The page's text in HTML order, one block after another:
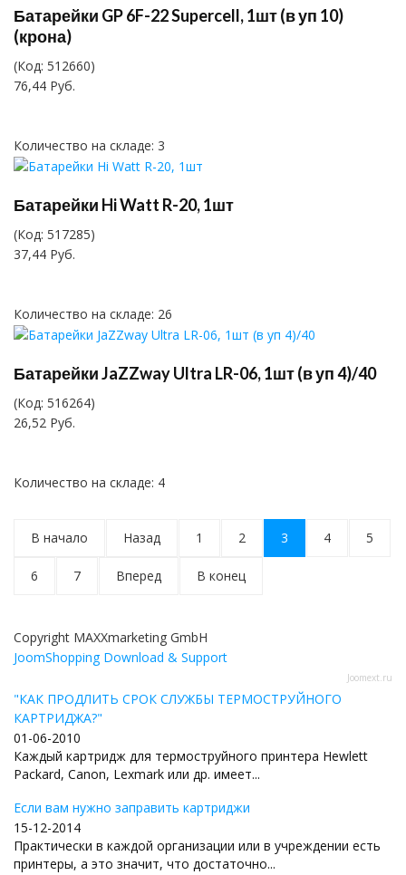
Батарейки GP 6F-22 Supercell, 1шт (в уп 10)
(крона)
(Код: 512660)
76,44 Руб.
Количество на складе: 3
Батарейки Hi Watt R-20, 1шт
(Код: 517285)
37,44 Руб.
Количество на складе: 26
Батарейки JaZZway Ultra LR-06, 1шт (в уп 4)/40
(Код: 516264)
26,52 Руб.
Количество на складе: 4
В начало Назад 1 2 3 4 5
6 7 Вперед В конец
Copyright MAXXmarketing GmbH
JoomShopping Download & Support
Joomext.ru
"КАК ПРОДЛИТЬ СРОК СЛУЖБЫ ТЕРМОСТРУЙНОГО
КАРТРИДЖА?"
01-06-2010
Каждый картридж для термоструйного принтера Hewlett
Packard, Canon, Lexmark или др. имеет...
Если вам нужно заправить картриджи
15-12-2014
Практически в каждой организации или в учреждении есть
принтеры, а это значит, что достаточно...